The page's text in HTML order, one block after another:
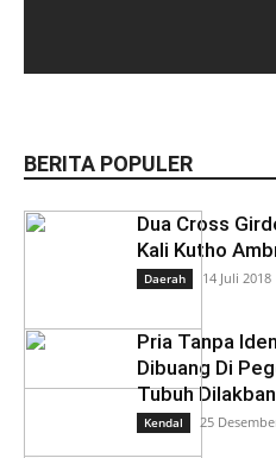
BERITA POPULER
Dua Cross
Kali Kutho
Daerah 14 Juli 2018
Pria Tanpa
Dibuang Di
Tubuh Dilakban
Kendal 25